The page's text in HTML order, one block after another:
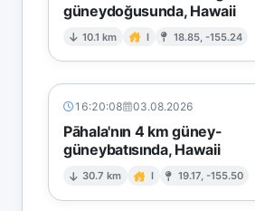
güneydoğusunda, Hawaii
10.1 km I 18.85, -155.24
16:20:08 03.08.2026
Pāhala'nın 4 km güney-
güneybatısında, Hawaii
30.7 km I 19.17, -155.50